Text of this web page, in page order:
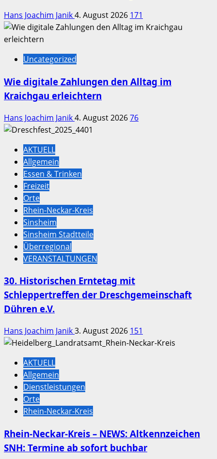
Hans Joachim Janik4. August 2026 171
Uncategorized
Wie digitale Zahlungen den Alltag im
Kraichgau erleichtern
Hans Joachim Janik4. August 202676
AKTUELL
Allgemein
Essen & Trinken
Freizeit
Orte
Rhein-Neckar-Kreis
Sinsheim
Sinsheim Stadtteile
Überregional
VERANSTALTUNGEN
30. Historischen Erntetag mit
Schleppertreffen der Dreschgemeinschaft
Dühren e.V.
Hans Joachim Janik3. August 2026 151
AKTUELL
Allgemein
Dienstleistungen
Orte
Rhein-Neckar-Kreis
Rhein-Neckar-Kreis – NEWS: Altkennzeichen
SNH: Termine ab sofort buchbar